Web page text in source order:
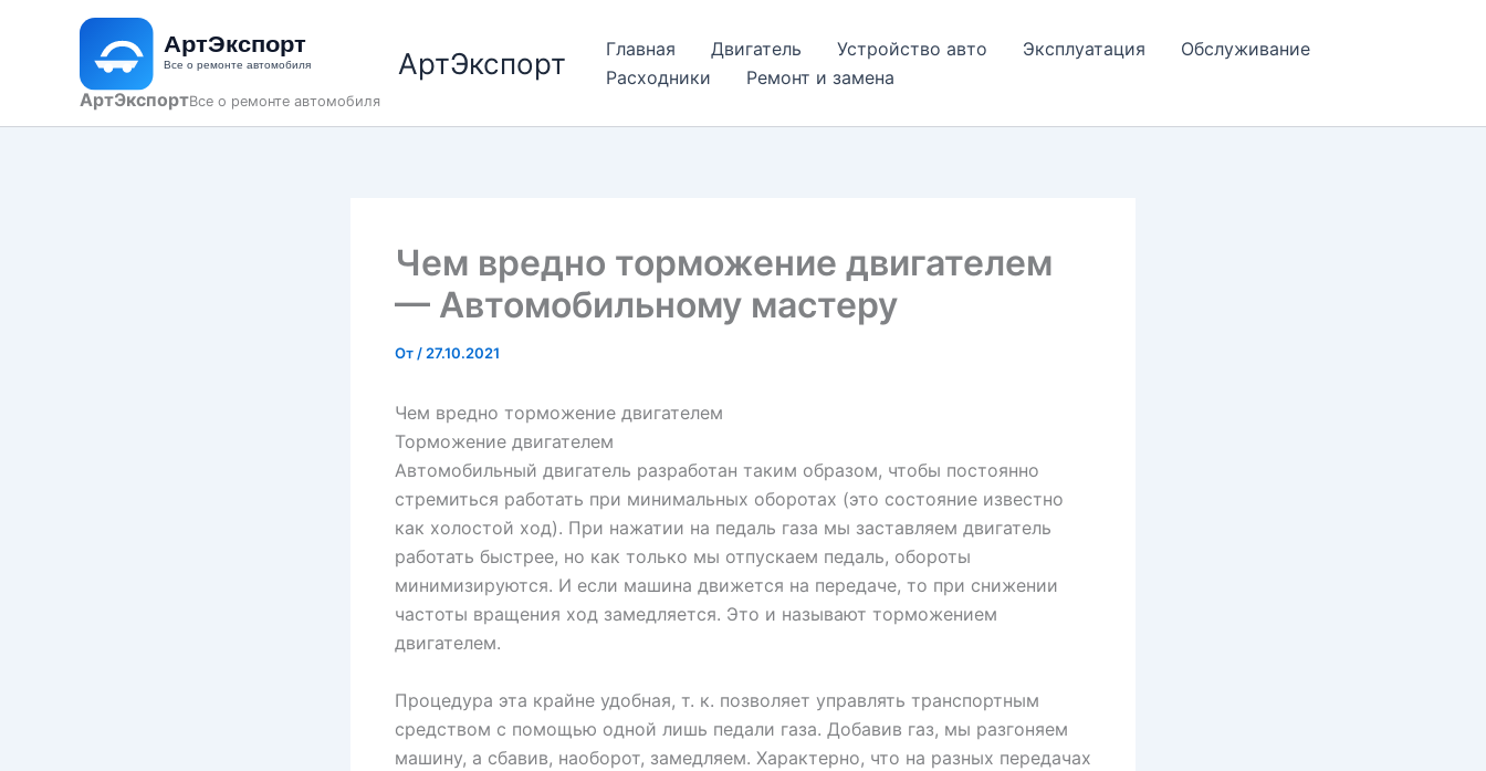
содержимому
АртЭкспортВсе о ремонте автомобиля
АртЭкспорт Главная Двигатель Устройство авто Эксплуатация
Обслуживание
Расходники
Ремонт и замена
Чем вредно торможение двигателем
— Автомобильному мастеру
От/27.10.2021
Чем вредно торможение двигателем
Торможение двигателем
Автомобильный двигатель разработан таким образом, чтобы постоянно
стремиться работать при минимальных оборотах (это состояние известно
как холостой ход). При нажатии на педаль газа мы заставляем двигатель
работать быстрее, но как только мы отпускаем педаль, обороты
минимизируются. И если машина движется на передаче, то при снижении
частоты вращения ход замедляется. Это и называют торможением
двигателем.
Процедура эта крайне удобная, т. к. позволяет управлять транспортным
средством с помощью одной лишь педали газа. Добавив газ, мы разгоняем
машину, а сбавив, наоборот, замедляем. Характерно, что на разных передачах